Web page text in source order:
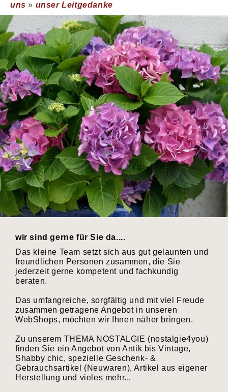
uns » unser Leitgedanke
wir sind gerne für Sie da....
Das kleine Team setzt sich aus gut gelaunten und
freundlichen Personen zusammen, die Sie
jederzeit gerne kompetent und fachkundig
beraten.
Das umfangreiche, sorgfältig und mit viel Freude
zusammen getragene Angebot in unseren
WebShops, möchten wir Ihnen näher bringen.
Zu unserem THEMA NOSTALGIE (nostalgie4you)
finden Sie ein Angebot von Antik bis Vintage,
Shabby chic, spezielle Geschenk- &
Gebrauchsartikel (Neuwaren), Artikel aus eigener
Herstellung und vieles mehr...